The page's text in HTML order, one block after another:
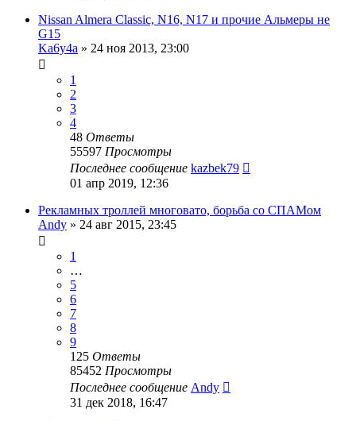
Nissan Almera Classic, N16, N17 и прочие Альмеры не
G15
Ka6y4a » 24 ноя 2013, 23:00
1
2
3
4
48 Ответы
55597 Просмотры
Последнее сообщение kazbek79
01 апр 2019, 12:36
Рекламных троллей многовато, борьба со СПАМом
Andy » 24 авг 2015, 23:45
1
…
5
6
7
8
9
125 Ответы
85452 Просмотры
Последнее сообщение Andy
31 дек 2018, 16:47